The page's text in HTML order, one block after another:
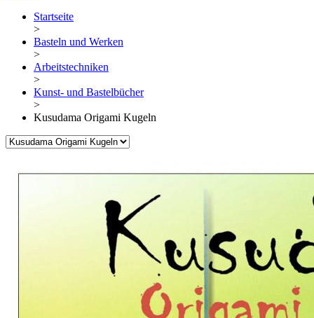
Startseite
>
Basteln und Werken
>
Arbeitstechniken
>
Kunst- und Bastelbücher
>
Kusudama Origami Kugeln